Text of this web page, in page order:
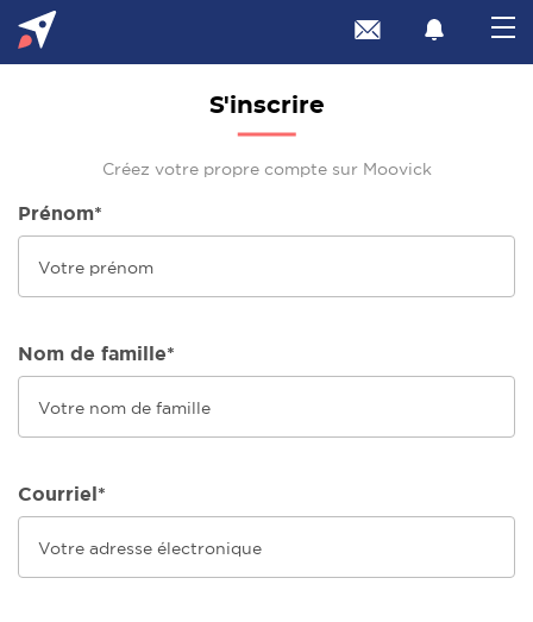
S'inscrire
Créez votre propre compte sur Moovick
Prénom*
Nom de famille*
Courriel*